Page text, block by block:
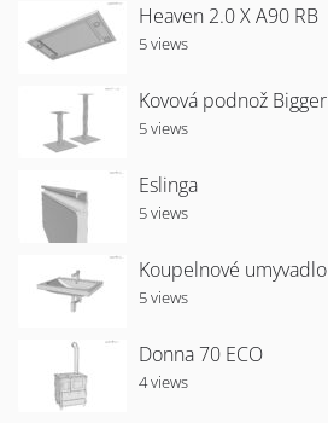
Heaven 2.0 X A90 RB
5 views
Kovová podnož Bigger
5 views
Eslinga
5 views
Koupelnové umyvadlo
5 views
Donna 70 ECO
4 views